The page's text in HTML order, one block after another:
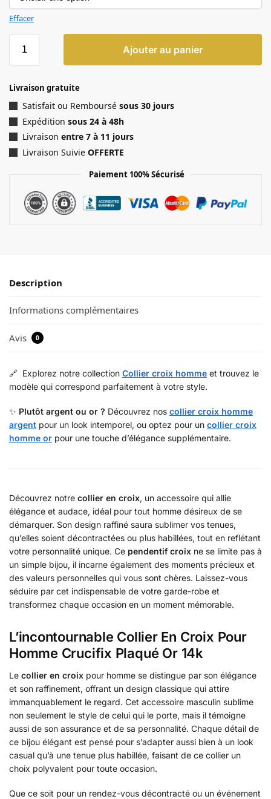
Effacer
Ajouter au panier
Livraison gratuite
Satisfait ou Remboursé sous 30 jours
Expédition sous 24 à 48h
Livraison entre 7 à 11 jours
Livraison Suivie OFFERTE
Paiement 100% Sécurisé
Description
Informations complémentaires
Avis 0
🔗 Explorez notre collection Collier croix homme et trouvez le
modèle qui correspond parfaitement à votre style.
✨ Plutôt argent ou or ? Découvrez nos collier croix homme
argent pour un look intemporel, ou optez pour un collier croix
homme or pour une touche d’élégance supplémentaire.
Découvrez notre collier en croix, un accessoire qui allie
élégance et audace, idéal pour tout homme désireux de se
démarquer. Son design raffiné saura sublimer vos tenues,
qu’elles soient décontractées ou plus habillées, tout en reflétant
votre personnalité unique. Ce pendentif croix ne se limite pas à
un simple bijou, il incarne également des moments précieux et
des valeurs personnelles qui vous sont chères. Laissez-vous
séduire par cet indispensable de votre garde-robe et
transformez chaque occasion en un moment mémorable.
L’incontournable Collier En Croix Pour
Homme Crucifix Plaqué Or 14k
Le collier en croix pour homme se distingue par son élégance
et son raffinement, offrant un design classique qui attire
immanquablement le regard. Cet accessoire masculin sublime
non seulement le style de celui qui le porte, mais il témoigne
aussi de son assurance et de sa personnalité. Chaque détail de
ce bijou élégant est pensé pour s’adapter aussi bien à un look
casual qu’à une tenue plus habillée, faisant de ce collier un
choix polyvalent pour toute occasion.
Que ce soit pour un rendez-vous décontracté ou un événement